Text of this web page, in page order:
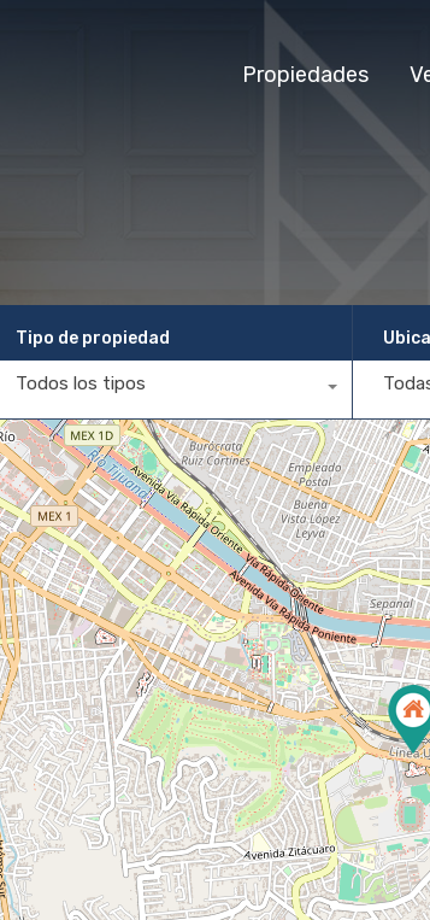
Propiedades
Tipo de propiedad
Todos los tipos